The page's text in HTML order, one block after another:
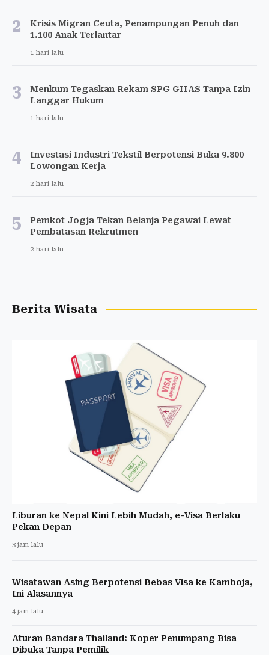
2
Krisis Migran Ceuta, Penampungan Penuh dan
1.100 Anak Terlantar
1 hari lalu
3
Menkum Tegaskan Rekam SPG GIIAS Tanpa Izin
Langgar Hukum
1 hari lalu
4
Investasi Industri Tekstil Berpotensi Buka 9.800
Lowongan Kerja
2 hari lalu
5
Pemkot Jogja Tekan Belanja Pegawai Lewat
Pembatasan Rekrutmen
2 hari lalu
Berita Wisata
Liburan ke Nepal Kini Lebih Mudah, e-Visa Berlaku
Pekan Depan
3 jam lalu
Wisatawan Asing Berpotensi Bebas Visa ke Kamboja,
Ini Alasannya
4 jam lalu
Aturan Bandara Thailand: Koper Penumpang Bisa
Dibuka Tanpa Pemilik